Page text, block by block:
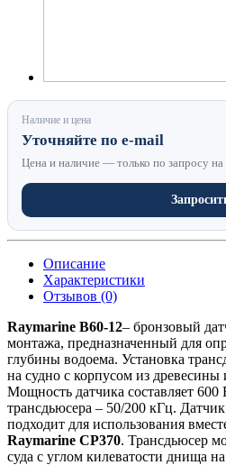
Наличие и цена
Уточняйте по e-mail
Цена и наличие — только по запросу на
Описание
Характеристики
Отзывов (0)
Raymarine B60-12– бронзовый
монтажа, предназначенный для
глубины водоема. Установка
на судно с корпусом из древесины
Мощность датчика составляет 600
трансдьюсера – 50/200 кГц. Датчик
подходит для использования
Raymarine CP370. Трансдьюсер
суда с углом килеватости днища